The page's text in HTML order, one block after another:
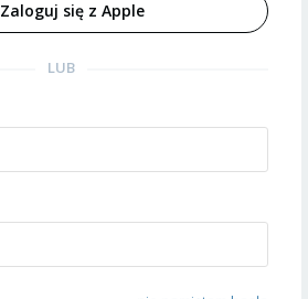
Zaloguj się z Apple
LUB